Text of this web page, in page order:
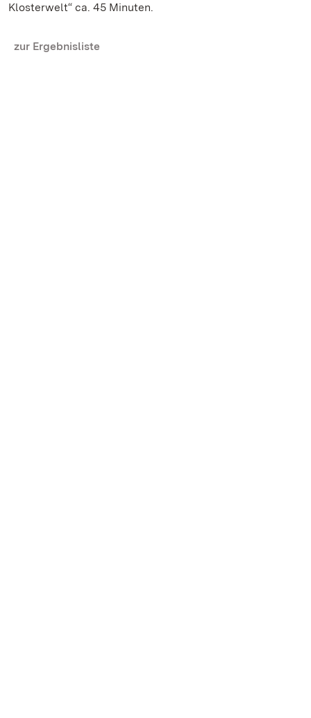
Klosterwelt“ ca. 45 Minuten.
zur Ergebnisliste